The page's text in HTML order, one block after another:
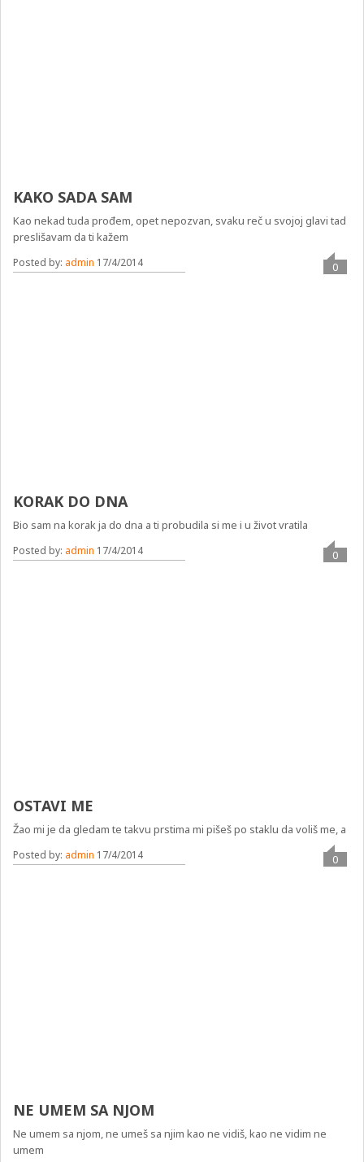
KAKO SADA SAM
Kao nekad tuda prođem, opet nepozvan, svaku reč u svojoj glavi tad
preslišavam da ti kažem
Posted by: admin 17/4/2014 0
KORAK DO DNA
Bio sam na korak ja do dna a ti probudila si me i u život vratila
Posted by: admin 17/4/2014 0
OSTAVI ME
Žao mi je da gledam te takvu prstima mi pišeš po staklu da voliš me, a
Posted by: admin 17/4/2014 0
NE UMEM SA NJOM
Ne umem sa njom, ne umeš sa njim kao ne vidiš, kao ne vidim ne
umem